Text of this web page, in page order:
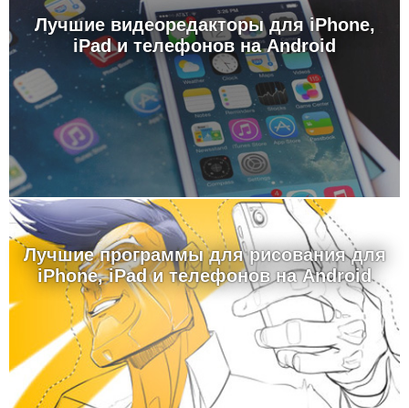
Лучшие видеоредакторы для iPhone,
iPad и телефонов на Android
Лучшие программы для рисования для
iPhone, iPad и телефонов на Android